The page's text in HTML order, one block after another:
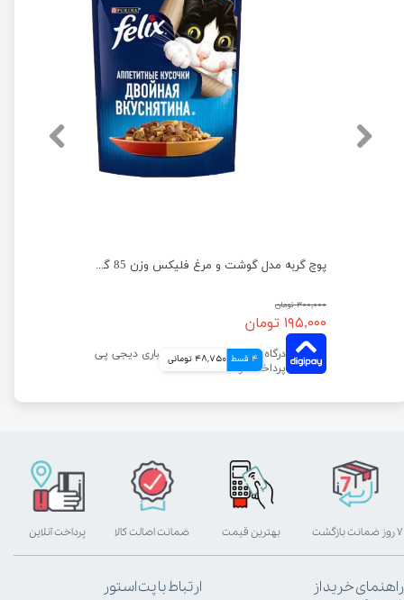
پوچ گربه مدل گوشت و مرغ فلیکس وزن 85 گرم
۳۰۰,۰۰۰ تومان
۱۹۵,۰۰۰ تومان
4 قسط 48,750 تومانی
بهترین قیمت پرداخت آنلاین ۷ روز ضمانت بازگشت ضمانت اصالت کالا
راهنمای خرید از
ارتباط با پت استور